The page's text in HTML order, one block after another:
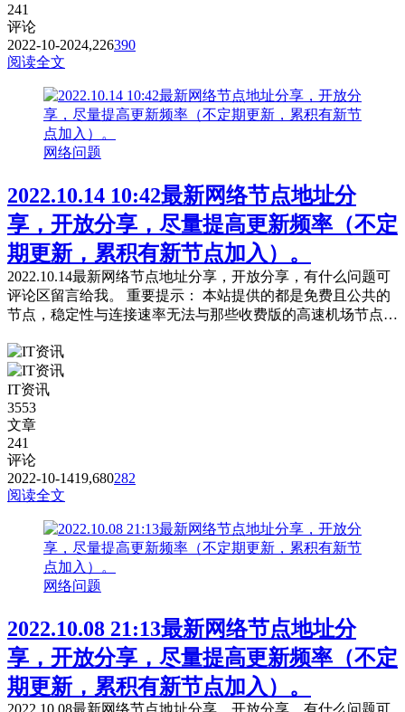
241
评论
2022-10-2024,226390
阅读全文
网络问题
2022.10.14 10:42最新网络节点地址分
享，开放分享，尽量提高更新频率（不定
期更新，累积有新节点加入）。
2022.10.14最新网络节点地址分享，开放分享，有什么问题可
评论区留言给我。 重要提示： 本站提供的都是免费且公共的
节点，稳定性与连接速率无法与那些收费版的高速机场节点相
你自己的网络环境（本地连接当中的DNS，手动配置一下：4
个114，4个1，4.4.8.8，8.8.8.8或是其它公共的DNS。） 第
二：免费公共的节点，用的人太多，稳定性...
IT资讯
3553
文章
241
评论
2022-10-1419,680282
阅读全文
网络问题
2022.10.08 21:13最新网络节点地址分
享，开放分享，尽量提高更新频率（不定
期更新，累积有新节点加入）。